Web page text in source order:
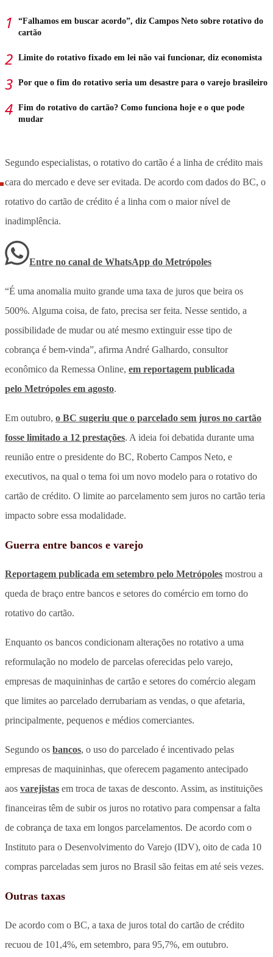
“Falhamos em buscar acordo”, diz Campos Neto sobre rotativo do
cartão
Limite do rotativo fixado em lei não vai funcionar, diz economista
Por que o fim do rotativo seria um desastre para o varejo brasileiro
Fim do rotativo do cartão? Como funciona hoje e o que pode
mudar
Segundo especialistas, o rotativo do cartão é a linha de crédito mais
cara do mercado e deve ser evitada. De acordo com dados do BC, o
rotativo do cartão de crédito é a linha com o maior nível de
inadimplência.
Entre no canal de WhatsApp do Metrópoles
“É uma anomalia muito grande uma taxa de juros que beira os
500%. Alguma coisa, de fato, precisa ser feita. Nesse sentido, a
possibilidade de mudar ou até mesmo extinguir esse tipo de
cobrança é bem-vinda”, afirma André Galhardo, consultor
econômico da Remessa Online, em reportagem publicada
pelo Metrópoles em agosto.
Em outubro, o BC sugeriu que o parcelado sem juros no cartão
fosse limitado a 12 prestações. A ideia foi debatida durante uma
reunião entre o presidente do BC, Roberto Campos Neto, e
executivos, na qual o tema foi um novo modelo para o rotativo do
cartão de crédito. O limite ao parcelamento sem juros no cartão teria
impacto sobre essa modalidade.
Guerra entre bancos e varejo
Reportagem publicada em setembro pelo Metrópoles mostrou a
queda de braço entre bancos e setores do comércio em torno do
rotativo do cartão.
Enquanto os bancos condicionam alterações no rotativo a uma
reformulação no modelo de parcelas oferecidas pelo varejo,
empresas de maquininhas de cartão e setores do comércio alegam
que limites ao parcelado derrubariam as vendas, o que afetaria,
principalmente, pequenos e médios comerciantes.
Segundo os bancos, o uso do parcelado é incentivado pelas
empresas de maquininhas, que oferecem pagamento antecipado
aos varejistas em troca de taxas de desconto. Assim, as instituições
financeiras têm de subir os juros no rotativo para compensar a falta
de cobrança de taxa em longos parcelamentos. De acordo com o
Instituto para o Desenvolvimento do Varejo (IDV), oito de cada 10
compras parceladas sem juros no Brasil são feitas em até seis vezes.
Outras taxas
De acordo com o BC, a taxa de juros total do cartão de crédito
recuou de 101,4%, em setembro, para 95,7%, em outubro.